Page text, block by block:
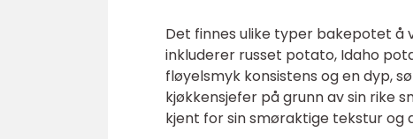
Det finnes ulike typer bakepotet
inkluderer russet potato, Idaho
fløyelsmyk konsistens og en dyp,
kjøkkensjefer på grunn av sin rike
kjent for sin smøraktige tekstur og